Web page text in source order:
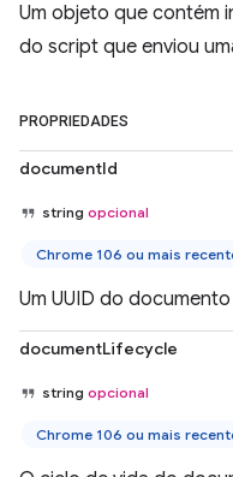
Um objeto que contém
do script que enviou
PROPRIEDADES
documentId
string opcional
Chrome 106 ou mais
Um UUID do
documentLifecycle
string opcional
Chrome 106 ou mais